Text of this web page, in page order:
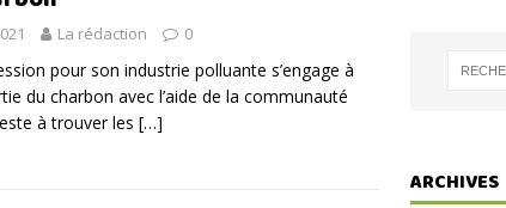
La rédaction 0
pour son industrie polluante s’engage à
du charbon avec l’aide de la communauté
à trouver les […]
ARCHIVES